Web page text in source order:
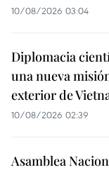
10/08/2026 03:04
Diplomacia
una nueva
exterior de
10/08/2026 02:39
Asamblea